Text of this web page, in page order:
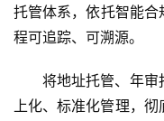
托管体系，依托智能
程可追踪、可溯源。
将地址托管、年审
上化、标准化管理，